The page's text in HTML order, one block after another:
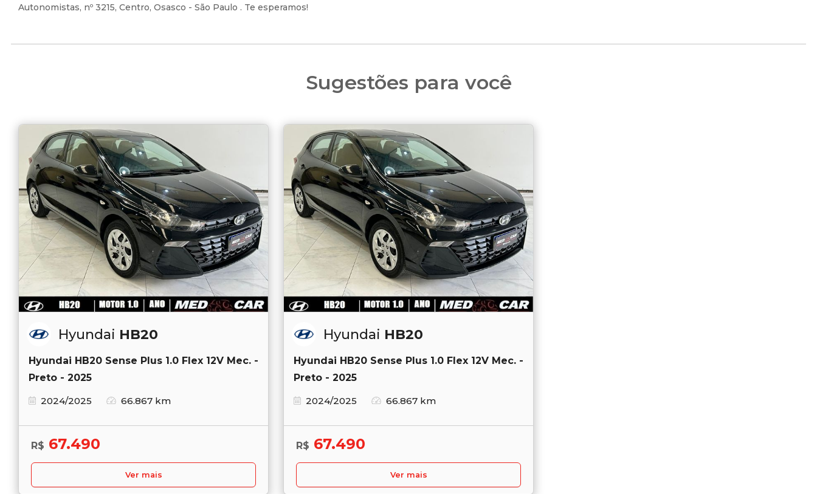
Autonomistas, nº 3215, Centro, Osasco - São Paulo . Te esperamos!
Sugestões para você
Hyundai HB20
Hyundai HB20 Sense Plus 1.0 Flex 12V Mec. -
Preto - 2025
2024/2025
66.867 km
R$ 67.490
Ver mais
Hyundai HB20
Hyundai HB20 Sense Plus 1.0 Flex 12V Mec. -
Preto - 2025
2024/2025
66.867 km
R$ 67.490
Ver mais